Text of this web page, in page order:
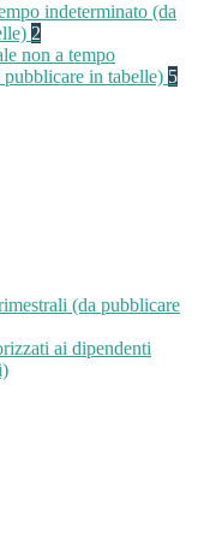
indeterminato (da
2
non a tempo
in tabelle) 5
(da pubblicare
ai dipendenti